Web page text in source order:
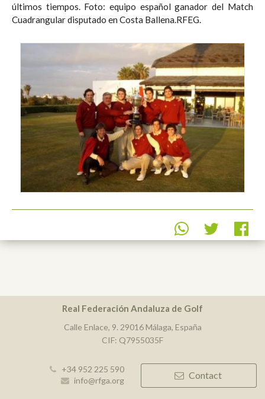
últimos tiempos. Foto: equipo español ganador del Match
Cuadrangular disputado en Costa Ballena.RFEG.
Real Federación Andaluza de Golf
Calle Enlace, 9. 29016 Málaga, España
CIF: Q7955035F
+34 952 225 590
info@rfga.org
Contact